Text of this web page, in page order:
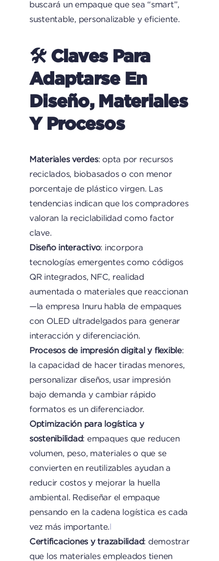
buscará un empaque que sea “smart”,
sustentable, personalizable y eficiente.
🛠 Claves Para
Adaptarse En
Diseño, Materiales
Y Procesos
Materiales verdes: opta por recursos
reciclados, biobasados o con menor
porcentaje de plástico virgen. Las
tendencias indican que los compradores
valoran la reciclabilidad como factor
clave.
Diseño interactivo: incorpora
tecnologías emergentes como códigos
QR integrados, NFC, realidad
aumentada o materiales que reaccionan
—la empresa Inuru habla de empaques
con OLED ultradelgados para generar
interacción y diferenciación.
Procesos de impresión digital y flexible:
la capacidad de hacer tiradas menores,
personalizar diseños, usar impresión
bajo demanda y cambiar rápido
formatos es un diferenciador.
Optimización para logística y
sostenibilidad: empaques que reducen
volumen, peso, materiales o que se
convierten en reutilizables ayudan a
reducir costos y mejorar la huella
ambiental. Rediseñar el empaque
pensando en la cadena logística es cada
vez más importante.l
Certificaciones y trazabilidad: demostrar
que los materiales empleados tienen